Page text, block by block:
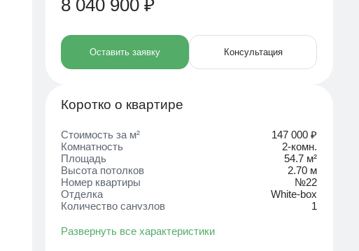
8 040 900 ₽
Оставить заявку Консультация
Коротко о квартире
Стоимость за м²
147 000 ₽
Комнатность
2-комн.
Площадь
54.7 м²
Высота потолков
2.70 м
Номер квартиры
№22
Отделка
White-box
Количество санузлов
1
Развернуть все характеристики